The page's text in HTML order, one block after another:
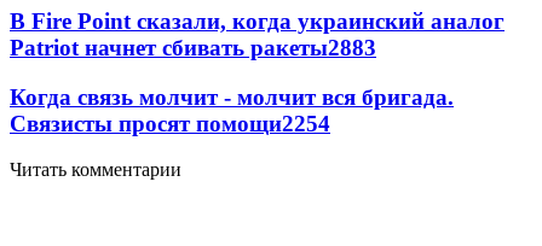
В Fire Point сказали, когда украинский аналог
Patriot начнет сбивать ракеты2883
Когда связь молчит - молчит вся бригада.
Связисты просят помощи2254
Читать комментарии